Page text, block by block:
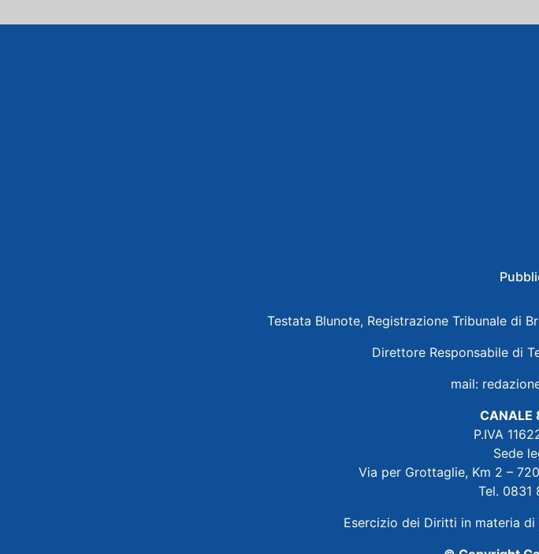
Testata Blunote, Registrazione Tribunale di
Direttore Responsabile di
mail:
CANALE
P.IVA
Sede
Via per Grottaglie, Km 2 –
Tel. 0831
Esercizio dei Diritti in materia